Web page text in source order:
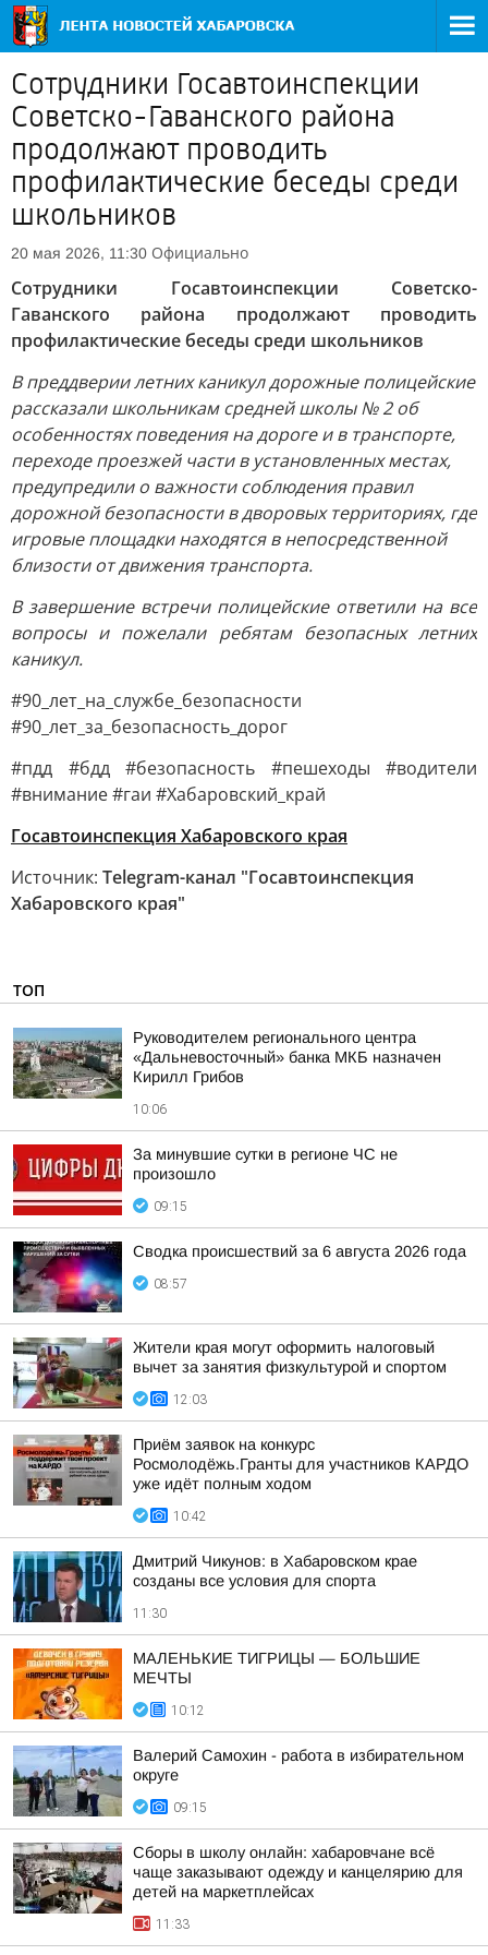
Сотрудники Госавтоинспекции
Советско-Гаванского района
продолжают проводить
профилактические беседы среди
школьников
20 мая 2026, 11:30 Официально
Сотрудники Госавтоинспекции Советско-
Гаванского района продолжают проводить
профилактические беседы среди школьников
В преддверии летних каникул дорожные полицейские
рассказали школьникам средней школы № 2 об
особенностях поведения на дороге и в транспорте,
переходе проезжей части в установленных местах,
предупредили о важности соблюдения правил
дорожной безопасности в дворовых территориях, где
игровые площадки находятся в непосредственной
близости от движения транспорта.
В завершение встречи полицейские ответили на все
вопросы и пожелали ребятам безопасных летних
каникул.
#90_лет_на_службе_безопасности
#90_лет_за_безопасность_дорог
#пдд #бдд #безопасность #пешеходы #водители
#внимание #гаи #Хабаровский_край
Госавтоинспекция Хабаровского края
Источник: Telegram-канал "Госавтоинспекция
Хабаровского края"
ТОП
Руководителем регионального центра
«Дальневосточный» банка МКБ назначен
Кирилл Грибов
10:06
За минувшие сутки в регионе ЧС не
произошло
09:15
Сводка происшествий за 6 августа 2026 года
08:57
Жители края могут оформить налоговый
вычет за занятия физкультурой и спортом
12:03
Приём заявок на конкурс
Росмолодёжь.Гранты для участников КАРДО
уже идёт полным ходом
10:42
Дмитрий Чикунов: в Хабаровском крае
созданы все условия для спорта
11:30
МАЛЕНЬКИЕ ТИГРИЦЫ — БОЛЬШИЕ
МЕЧТЫ
10:12
Валерий Самохин - работа в избирательном
округе
09:15
Сборы в школу онлайн: хабаровчане всё
чаще заказывают одежду и канцелярию для
детей на маркетплейсах
11:33